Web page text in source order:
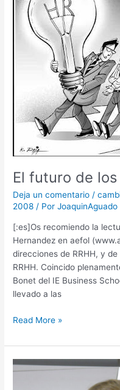
El futuro de
Deja un comentario /
2008 / PorJoaquinAguado
[:es]Os recomiendo la
Hernandez en aefol
direcciones de RRHH, y
RRHH. Coincido
Bonet del IE Business
llevado a las
los
Directores
Read More »
Evolucion